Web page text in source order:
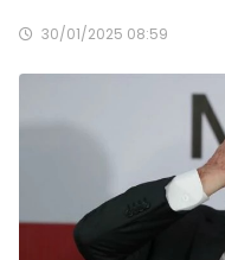
30/01/2025 08:59